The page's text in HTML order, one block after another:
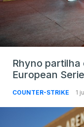
Rhyno partilha
European
COUNTER-STRIKE 1